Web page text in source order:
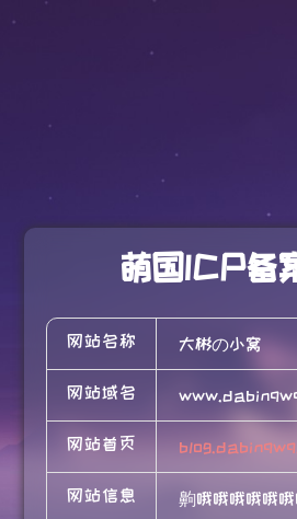
萌国ICP备
网站名称 大彬の小窝
网站域名
网站首页
网站信息 齁哦哦哦哦哦